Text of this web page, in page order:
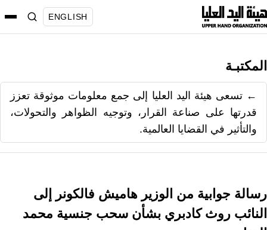
انتقل
إلى
ENGLISH
المكتبـة
← تسعى هيئة اليد العليا إلى جمع معلومات موثوقة تعزز
قدرتها على صناعة القرار، وتوجيه الظواهر والتحولات،
والتأثير في القضايا العالمية.
رسالة جوابية من الوزير هاميش فالكونر إلى
النائب روث كادبري بشأن سحب جنسية محمد